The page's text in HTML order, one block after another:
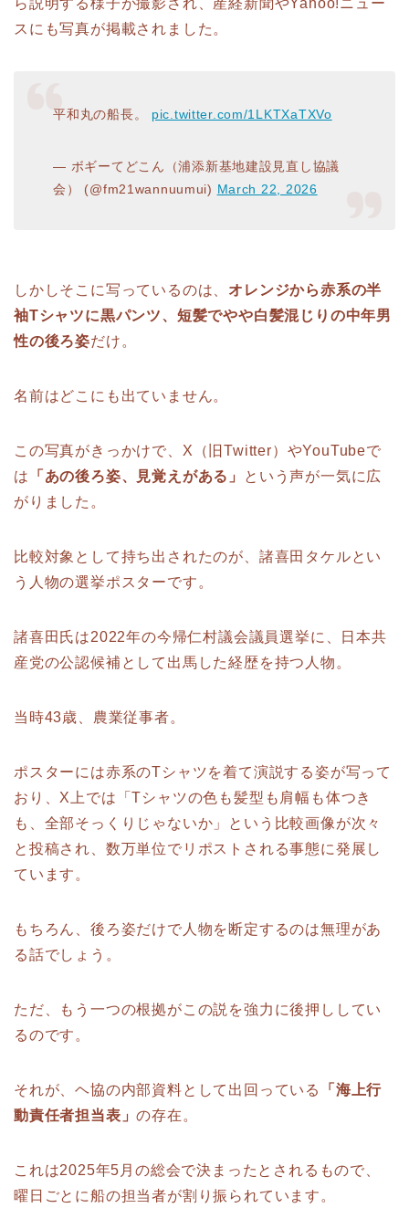
ら説明する様子が撮影され、産経新聞やYahoo!ニュー
スにも写真が掲載されました。
平和丸の船長。 pic.twitter.com/1LKTXaTXVo
— ボギーてどこん（浦添新基地建設見直し協議
会） (@fm21wannuumui) March 22, 2026
しかしそこに写っているのは、 オレンジから赤系の半
袖Tシャツに黒パンツ、短髪でやや白髪混じりの中年男
性の後ろ姿だけ。
名前はどこにも出ていません。
この写真がきっかけで、X（旧Twitter）やYouTubeで
は
「あの後ろ姿、見覚えがある」
という声が一気に広
がりました。
比較対象として持ち出されたのが、諸喜田タケルとい
う人物の選挙ポスターです。
諸喜田氏は2022年の今帰仁村議会議員選挙に、日本共
産党の公認候補として出馬した経歴を持つ人物。
当時43歳、農業従事者。
ポスターには赤系のTシャツを着て演説する姿が写って
おり、X上では「Tシャツの色も髪型も肩幅も体つき
も、全部そっくりじゃないか」という比較画像が次々
と投稿され、数万単位でリポストされる事態に発展し
ています。
もちろん、後ろ姿だけで人物を断定するのは無理があ
る話でしょう。
ただ、もう一つの根拠がこの説を強力に後押ししてい
るのです。
それが、ヘ協の内部資料として出回っている
「海上行
動責任者担当表」の存在。
これは2025年5月の総会で決まったとされるもので、
曜日ごとに船の担当者が割り振られています。